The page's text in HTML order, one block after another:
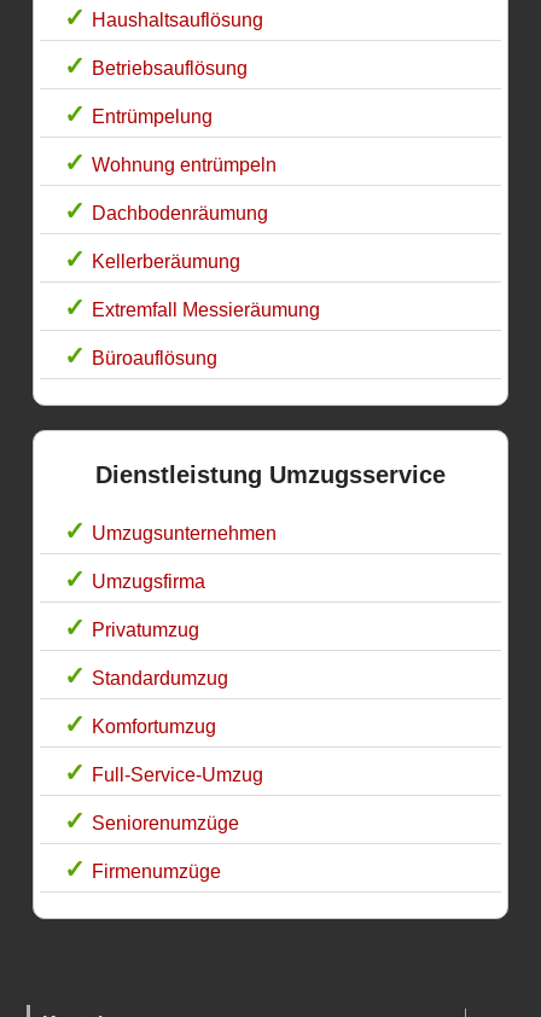
Haushaltsauflösung
Betriebsauflösung
Entrümpelung
Wohnung entrümpeln
Dachbodenräumung
Kellerberäumung
Extremfall Messieräumung
Büroauflösung
Dienstleistung Umzugsservice
Umzugsunternehmen
Umzugsfirma
Privatumzug
Standardumzug
Komfortumzug
Full-Service-Umzug
Seniorenumzüge
Firmenumzüge